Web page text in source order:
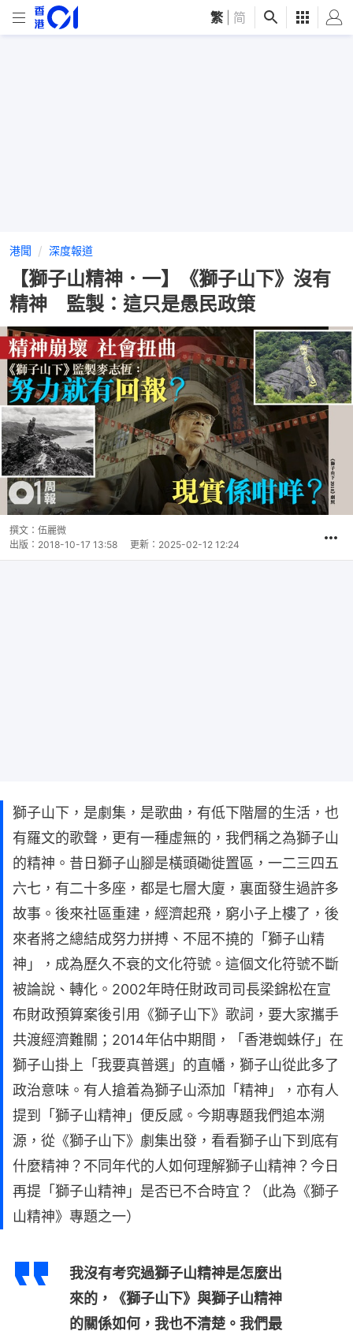
繁 简
港聞 深度報道
【獅子山精神．一】《獅子山下》沒有
精神 監製：這只是愚民政策
撰文： 伍麗微
出版： 2018-10-17 13:58 更新： 2025-02-12 12:24
獅子山下，是劇集，是歌曲，有低下階層的生活，也
有羅文的歌聲，更有一種虛無的，我們稱之為獅子山
的精神。昔日獅子山腳是橫頭磡徙置區，一二三四五
六七，有二十多座，都是七層大廈，裏面發生過許多
故事。後來社區重建，經濟起飛，窮小子上樓了，後
來者將之總結成努力拼搏、不屈不撓的「獅子山精
神」，成為歷久不衰的文化符號。這個文化符號不斷
被論說、轉化。2002年時任財政司司長梁錦松在宣
布財政預算案後引用《獅子山下》歌詞，要大家攜手
共渡經濟難關；2014年佔中期間，「香港蜘蛛仔」在
獅子山掛上「我要真普選」的直幡，獅子山從此多了
政治意味。有人搶着為獅子山添加「精神」，亦有人
提到「獅子山精神」便反感。今期專題我們追本溯
源，從《獅子山下》劇集出發，看看獅子山下到底有
什麼精神？不同年代的人如何理解獅子山精神？今日
再提「獅子山精神」是否已不合時宜？（此為《獅子
山精神》專題之一）
我沒有考究過獅子山精神是怎麼出
來的，《獅子山下》與獅子山精神
的關係如何，我也不清楚。我們最